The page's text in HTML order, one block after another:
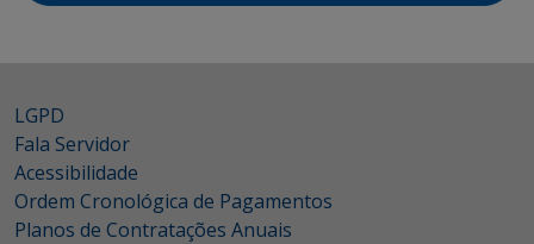
LGPD
Fala Servidor
Acessibilidade
Ordem Cronológica de Pagamentos
Planos de Contratações Anuais